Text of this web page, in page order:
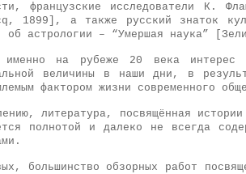
французские исследователи К.
1899], а также русский знаток
об астрологии – “Умершая наука”
именно на рубеже 20 века интерес
величины в наши дни, в
фактором жизни современного
литература, посвящённая
полнотой и далеко не всегда
большинство обзорных работ